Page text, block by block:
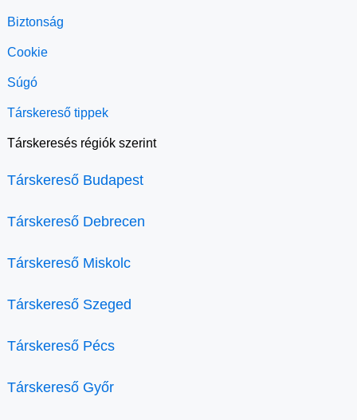
Biztonság
Cookie
Súgó
Társkereső tippek
Társkeresés régiók szerint
Társkereső Budapest
Társkereső Debrecen
Társkereső Miskolc
Társkereső Szeged
Társkereső Pécs
Társkereső Győr